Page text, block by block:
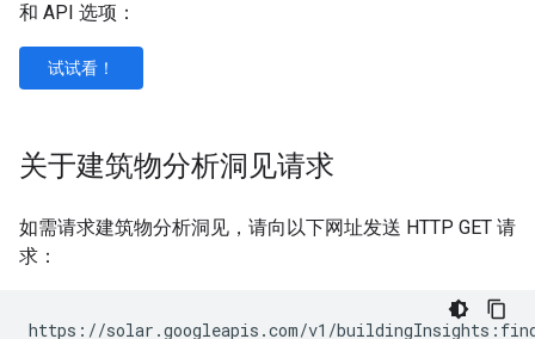
和 API 选项：
试试看！
关于建筑物分析洞见请求
如需请求建筑物分析洞见，请向以下网址发送 HTTP GET 请
求：
https://solar.googleapis.com/v1/